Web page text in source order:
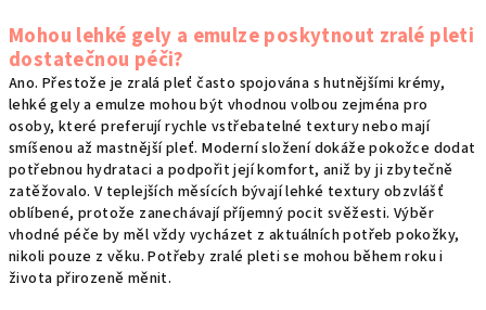
Mohou lehké gely a emulze poskytnout zralé pleti
dostatečnou péči?
Ano. Přestože je zralá pleť často spojována s hutnějšími krémy,
lehké gely a emulze mohou být vhodnou volbou zejména pro
osoby, které preferují rychle vstřebatelné textury nebo mají
smíšenou až mastnější pleť. Moderní složení dokáže pokožce dodat
potřebnou hydrataci a podpořit její komfort, aniž by ji zbytečně
zatěžovalo. V teplejších měsících bývají lehké textury obzvlášť
oblíbené, protože zanechávají příjemný pocit svěžesti. Výběr
vhodné péče by měl vždy vycházet z aktuálních potřeb pokožky,
nikoli pouze z věku. Potřeby zralé pleti se mohou během roku i
života přirozeně měnit.